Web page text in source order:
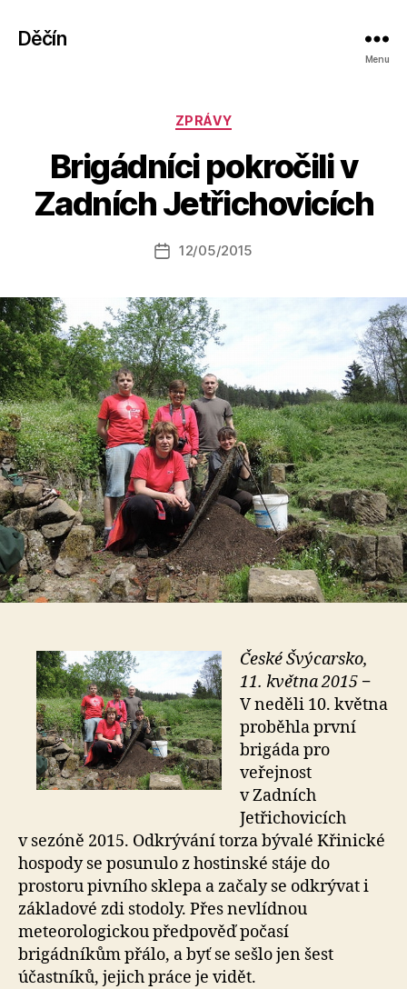
Děčín
Menu
Rubriky
ZPRÁVY
Brigádníci pokročili v
Zadních Jetřichovicích
Autor
příspěvku
u
o
a
Datum
12/05/2015
České Švýcarsko,
11. května 2015 −
V neděli 10. května
proběhla první
brigáda pro
veřejnost
v Zadních
Jetřichovicích
v sezóně 2015. Odkrývání torza bývalé Křinické
hospody se posunulo z hostinské stáje do
prostoru pivního sklepa a začaly se odkrývat i
základové zdi stodoly. Přes nevlídnou
meteorologickou předpověď počasí
brigádníkům přálo, a byť se sešlo jen šest
účastníků, jejich práce je vidět.